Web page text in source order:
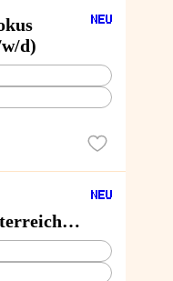
d)